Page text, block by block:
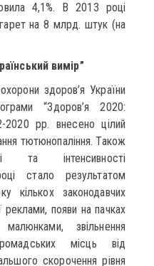
4,1%. В 2013 році
на 8 млрд. штук (на
вимір”
здоров’я України
“Здоров’я 2020:
2020 рр. внесено цілий
тютюнопаління. Також
та інтенсивності
стало результатом
кількох законодавчих
реклами, появи на пачках
звільнення
місць від
скорочення рівня